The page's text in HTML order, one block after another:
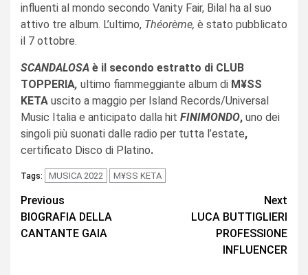
influenti al mondo secondo Vanity Fair, Bilal ha al suo
attivo tre album. L’ultimo, Théorème, è stato pubblicato
il 7 ottobre.
SCANDALOSA è il secondo estratto di CLUB
TOPPERIA, ultimo fiammeggiante album di M¥SS
KETA uscito a maggio per Island Records/Universal
Music Italia e anticipato dalla hit FINIMONDO, uno dei
singoli più suonati dalle radio per tutta l’estate,
certificato Disco di Platino.
Tags: MUSICA 2022 M¥SS KETA
Continue
Reading
Previous
BIOGRAFIA DELLA
CANTANTE GAIA
Next
LUCA BUTTIGLIERI
PROFESSIONE
INFLUENCER